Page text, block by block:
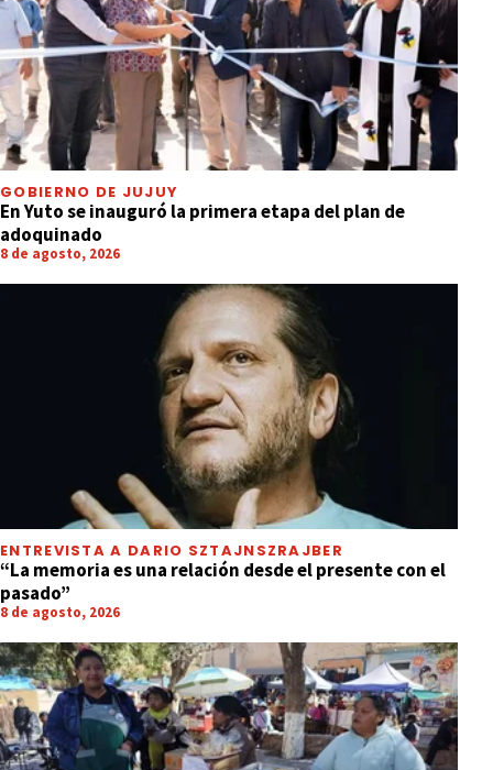
GOBIERNO DE JUJUY
En Yuto se inauguró la primera etapa del plan de
adoquinado
8 de agosto, 2026
ENTREVISTA A DARIO SZTAJNSZRAJBER
“La memoria es una relación desde el presente con el
pasado”
8 de agosto, 2026